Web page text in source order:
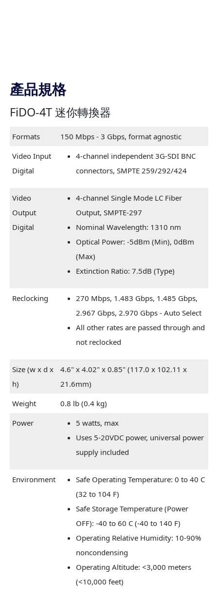
產品規格
FiDO-4T 迷你轉換器
Formats
150 Mbps - 3 Gbps, format agnostic
Video Input
Digital
4-channel independent 3G-SDI BNC
connectors, SMPTE 259/292/424
Video
Output
Digital
4-channel Single Mode LC Fiber
Output, SMPTE-297
Nominal Wavelength: 1310 nm
Optical Power: -5dBm (Min), 0dBm
(Max)
Extinction Ratio: 7.5dB (Type)
Reclocking
270 Mbps, 1.483 Gbps, 1.485 Gbps,
2.967 Gbps, 2.970 Gbps - Auto Select
All other rates are passed through and
not reclocked
Size (w x d x
h)
4.6" x 4.02" x 0.85" (117.0 x 102.11 x
21.6mm)
Weight
0.8 lb (0.4 kg)
Power
5 watts, max
Uses 5-20VDC power, universal power
supply included
Environment
Safe Operating Temperature: 0 to 40 C
(32 to 104 F)
Safe Storage Temperature (Power
OFF): -40 to 60 C (-40 to 140 F)
Operating Relative Humidity: 10-90%
noncondensing
Operating Altitude: <3,000 meters
(<10,000 feet)